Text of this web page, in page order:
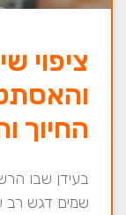
ציפוי
החיוך
בעידן שבו
שמים דגש רב